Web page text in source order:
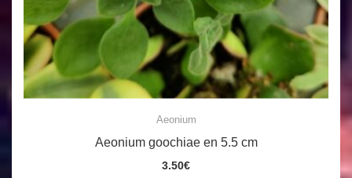
Aeonium
Aeonium goochiae en 5.5 cm
3.50€